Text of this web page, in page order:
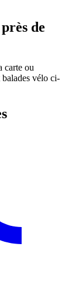
de
carte ou
balades vélo ci-